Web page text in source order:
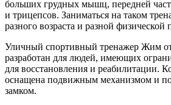
больших грудных мышц, передней
и трицепсов. Заниматься на таком
разного возраста и разной физической
Уличный спортивный тренажер Жим
разработан для людей, имеющих
для восстановления и реабилитации.
оснащена подвижным механизмом и
замком.